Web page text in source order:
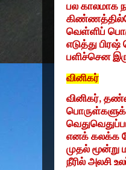
பல காலமாக
வெள்ளிப்
எடுத்து
பளிச்சென
வினிகர்
வினிகர்,
எனக் கலக்க
முதல் மூன்று
நீரில் அலசி